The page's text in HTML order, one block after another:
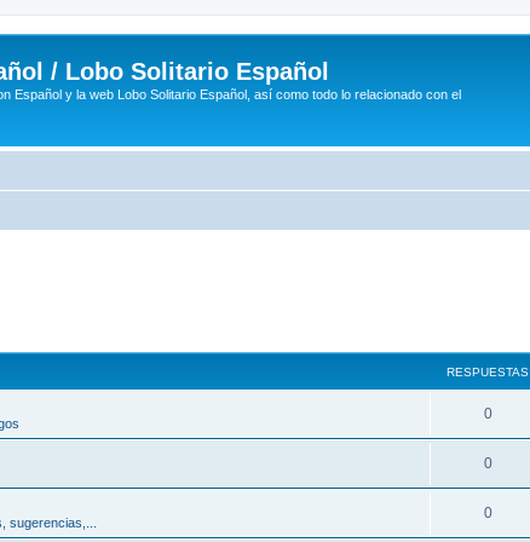
/ Lobo Solitario Español
Español y la web Lobo Solitario Español, así como todo lo relacionado con el
RESPUESTAS
0R
e
p
u
0R
e
sugerencias,...
0R